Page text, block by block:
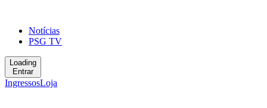
Notícias
PSG TV
Loading
Entrar
IngressosLoja